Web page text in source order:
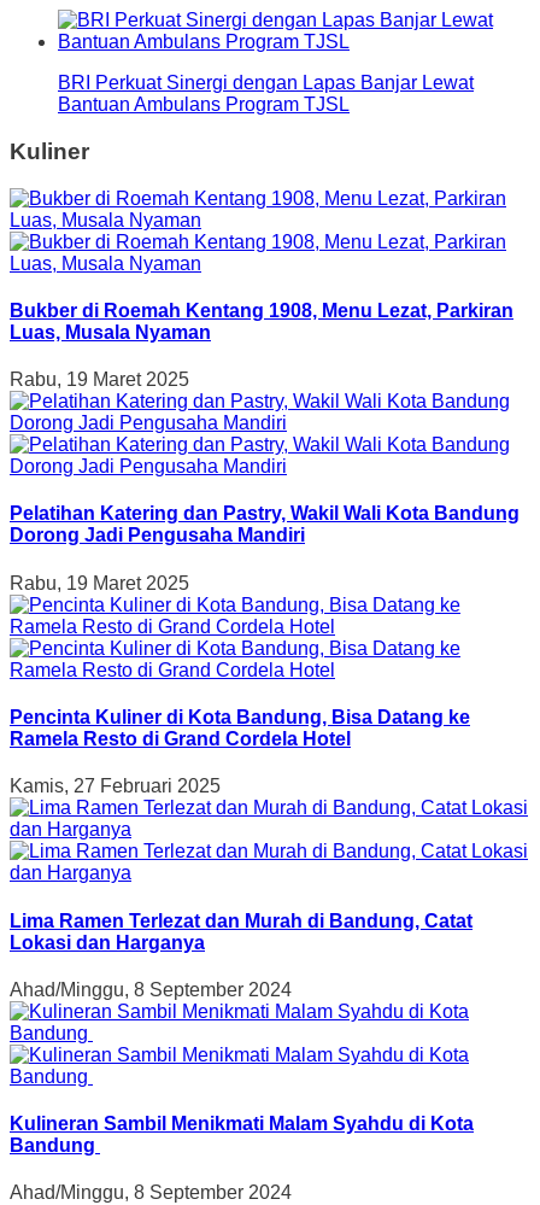
BRI Perkuat Sinergi dengan Lapas Banjar Lewat
Bantuan Ambulans Program TJSL
Kuliner
Bukber di Roemah Kentang 1908, Menu Lezat, Parkiran
Luas, Musala Nyaman
Rabu, 19 Maret 2025
Pelatihan Katering dan Pastry, Wakil Wali Kota Bandung
Dorong Jadi Pengusaha Mandiri
Rabu, 19 Maret 2025
Pencinta Kuliner di Kota Bandung, Bisa Datang ke
Ramela Resto di Grand Cordela Hotel
Kamis, 27 Februari 2025
Lima Ramen Terlezat dan Murah di Bandung, Catat
Lokasi dan Harganya
Ahad/Minggu, 8 September 2024
Kulineran Sambil Menikmati Malam Syahdu di Kota
Bandung
Ahad/Minggu, 8 September 2024